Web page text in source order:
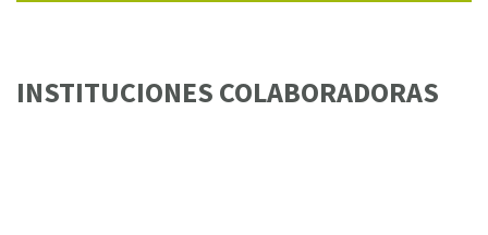
INSTITUCIONES COLABORADORAS